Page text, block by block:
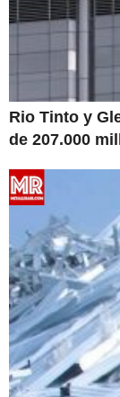
Rio Tinto y
de 207.000